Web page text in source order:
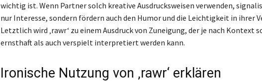
wichtig ist. Wenn Partner solch kreative Ausdrucksweisen verwenden,
nur Interesse, sondern fördern auch den Humor und die Leichtigkeit in ihrer
Letztlich wird ‚rawr‘ zu einem Ausdruck von Zuneigung, der je nach Kontext
ernsthaft als auch verspielt interpretiert werden kann.
Ironische Nutzung von ‚rawr‘ erklären